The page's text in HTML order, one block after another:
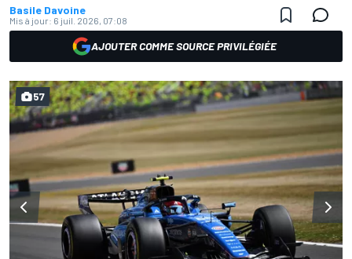
Basile Davoine
Mis à jour: 6 juil. 2026, 07:08
AJOUTER COMME SOURCE PRIVILÉGIÉE
57